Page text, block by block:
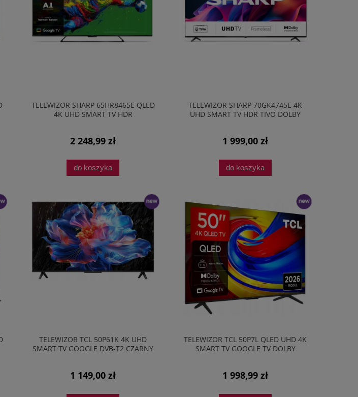
TELEWIZOR SHARP 65HR8465E QLED
4K UHD SMART TV HDR
2 248,99 zł
do koszyka
TELEWIZOR SHARP 70GK4745E 4K
UHD SMART TV HDR TIVO DOLBY
1 999,00 zł
do koszyka
TELEWIZOR TCL 50P61K 4K UHD
SMART TV GOOGLE DVB-T2 CZARNY
1 149,00 zł
nowość
TELEWIZOR TCL 50P7L QLED UHD 4K
SMART TV GOOGLE TV DOLBY
1 998,99 zł
nowość